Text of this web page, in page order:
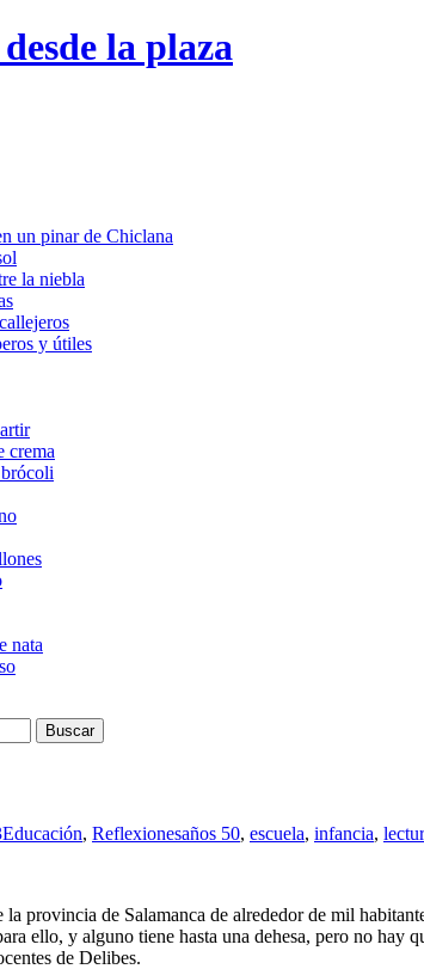
la plaza
un pinar de Chiclana
la niebla
y útiles
crema
nata
Educación, Reflexionesaños 50, escuela, infancia,
la provincia de Salamanca de alrededor de mil
ello, y alguno tiene hasta una dehesa, pero no hay
de Delibes.